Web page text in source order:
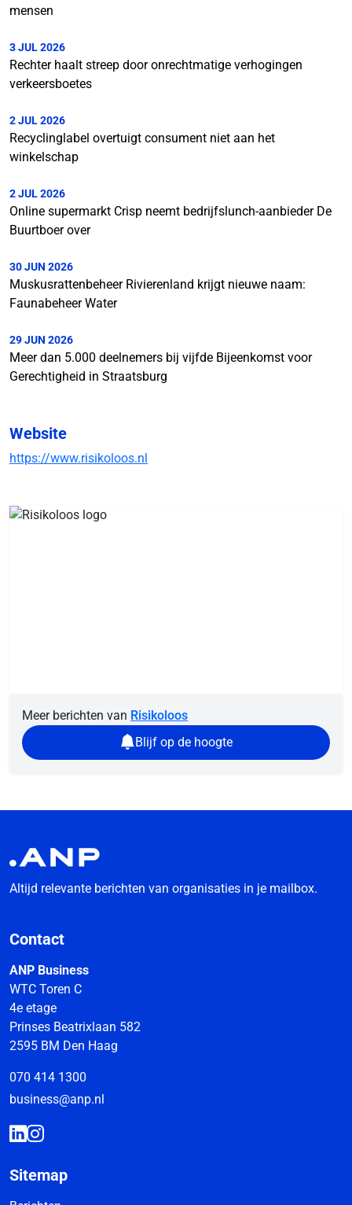
mensen
3 JUL 2026
Rechter haalt streep door onrechtmatige verhogingen
verkeersboetes
2 JUL 2026
Recyclinglabel overtuigt consument niet aan het
winkelschap
2 JUL 2026
Online supermarkt Crisp neemt bedrijfslunch-aanbieder De
Buurtboer over
30 JUN 2026
Muskusrattenbeheer Rivierenland krijgt nieuwe naam:
Faunabeheer Water
29 JUN 2026
Meer dan 5.000 deelnemers bij vijfde Bijeenkomst voor
Gerechtigheid in Straatsburg
Website
https://www.risikoloos.nl
Meer berichten van Risikoloos
Blijf op de hoogte
Altijd relevante berichten van organisaties in je mailbox.
Contact
ANP Business
WTC Toren C
4e etage
Prinses Beatrixlaan 582
2595 BM Den Haag
070 414 1300
business@anp.nl
Sitemap